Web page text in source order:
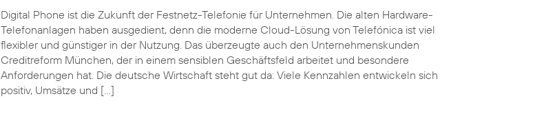
Digital Phone ist die Zukunft der Festnetz-Telefonie für Unternehmen. Die alten Hardware-
Telefonanlagen haben ausgedient, denn die moderne Cloud-Lösung von Telefónica ist viel
flexibler und günstiger in der Nutzung. Das überzeugte auch den Unternehmenskunden
Creditreform München, der in einem sensiblen Geschäftsfeld arbeitet und besondere
Anforderungen hat. Die deutsche Wirtschaft steht gut da: Viele Kennzahlen entwickeln sich
positiv, Umsätze und […]